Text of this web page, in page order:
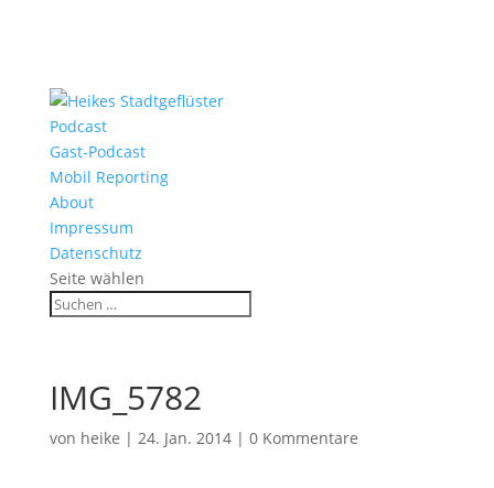
Podcast
Gast-Podcast
Mobil Reporting
About
Impressum
Datenschutz
Seite wählen
IMG_5782
von heike | 24. Jan. 2014| 0 Kommentare